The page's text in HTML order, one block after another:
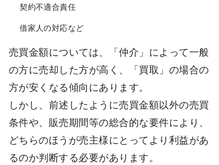
契約不適合責任
借家人の対応など
売買金額については、「仲介」によって一般
の方に売却した方が高く、「買取」の場合の
方が安くなる傾向にあります。
しかし、前述したように売買金額以外の売買
条件や、販売期間等の総合的な要件により、
どちらのほうが売主様にとってより利益があ
るのか判断する必要があります。